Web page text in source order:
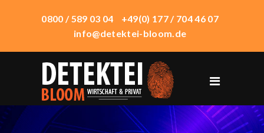
ÜBER UNS
WIRTSCHAFTSDETEKTEI
0800 / 589 03 04
+49(0) 177 / 704 46 07
info@detektei-bloom.de